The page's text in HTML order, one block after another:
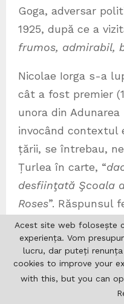
Goga, adversar
1925, după ce a
frumos, admirabil,
Nicolae Iorga s-a
cât a fost premier
unora din
invocând contextul
țării, se întrebau,
Țurlea în carte, “
desfiinţată Şcoala
Roses”. Răspunsul
acela că “instituția
indispensabilă
este minimă”,
un număr foarte
asupra instituției și
Acest site web folosește
experiența. Vom
lucru, dar puteți
cookies to improve your
with this, but you can